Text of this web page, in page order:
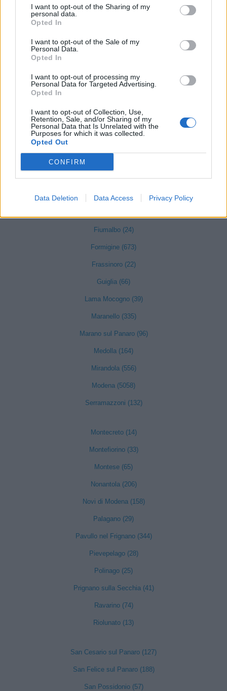
I want to opt-out of the Sharing of my
personal data.
Opted In
I want to opt-out of the Sale of my
Personal Data.
Opted In
I want to opt-out of processing my
Personal Data for Targeted Advertising.
Opted In
I want to opt-out of Collection, Use,
Retention, Sale, and/or Sharing of my
Personal Data that Is Unrelated with the
Purposes for which it was collected.
Opted Out
CONFIRM
Data Deletion Data Access Privacy Policy
Bomporto (223)
Camposanto (58)
Castelfranco Emilia (490)
Castelvetro di Modena (208)
Cavezzo (115)
Fiumalbo (24)
Formigine (673)
Frassinoro (22)
Guiglia (66)
Lama Mocogno (39)
Maranello (335)
Marano sul Panaro (96)
Medolla (164)
Mirandola (556)
Modena (5058)
Serramazzoni (132)
Montecreto (14)
Montefiorino (33)
Montese (65)
Nonantola (206)
Novi di Modena (158)
Palagano (29)
Pavullo nel Frignano (344)
Pievepelago (28)
Polinago (25)
Prignano sulla Secchia (41)
Ravarino (74)
Riolunato (13)
San Cesario sul Panaro (127)
San Felice sul Panaro (188)
San Possidonio (57)